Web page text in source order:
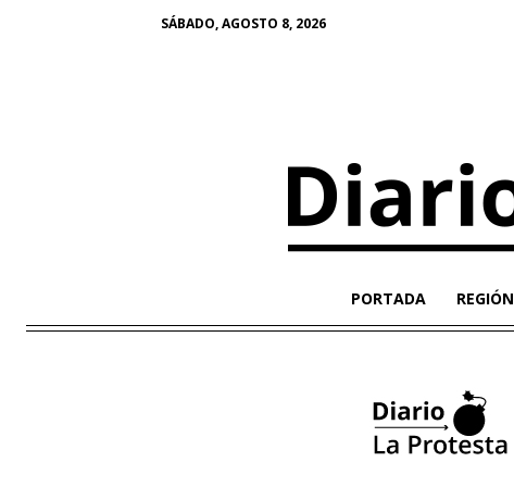
SÁBADO, AGOSTO 8, 2026
PORTADA REGIÓN